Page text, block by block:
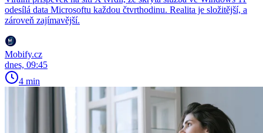
odesílá data Microsoftu každou čtvrthodinu. Realita je složitější, a
zároveň zajímavější.
Mobify.cz
dnes, 09:45
4 min